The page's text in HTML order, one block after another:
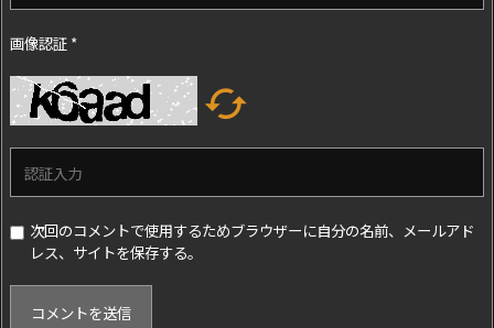
画像認証 *

次回のコメントで使用するためブラウザーに自分の名前、メールアド
レス、サイトを保存する。